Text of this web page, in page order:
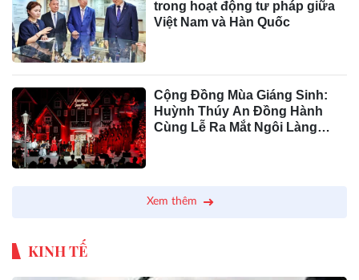
trong hoạt động tư pháp giữa
Việt Nam và Hàn Quốc
Cộng Đồng Mùa Giáng Sinh:
Huỳnh Thúy An Đồng Hành
Cùng Lễ Ra Mắt Ngôi Làng
Xem thêm
KINH TẾ